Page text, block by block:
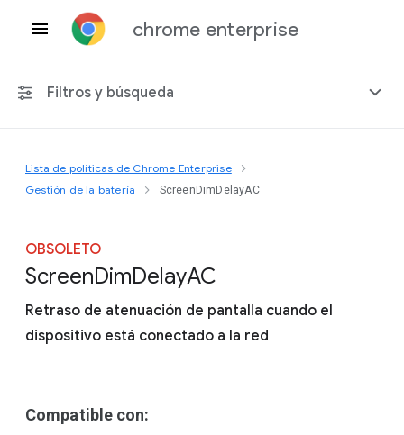
chrome enterprise
Filtros y búsqueda
Cualquier plataforma
Incluir políticas obsoletas
Lista de políticas de Chrome Enterprise
Gestión de la batería
ScreenDimDelayAC
OBSOLETO
ScreenDimDelayAC
Retraso de atenuación de pantalla cuando el
dispositivo está conectado a la red
Compatible con: